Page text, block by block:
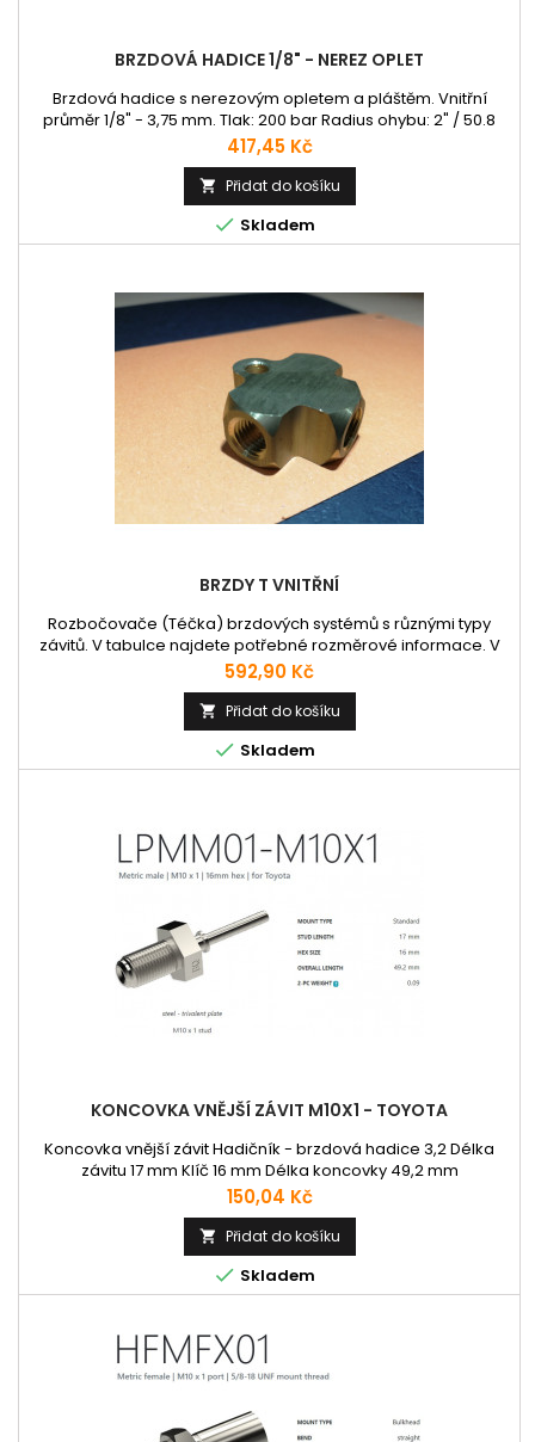
BRZDOVÁ HADICE 1/8" - NEREZ OPLET
Brzdová hadice s nerezovým opletem a pláštěm. Vnitřní
průměr 1/8" - 3,75 mm. Tlak: 200 bar Radius ohybu: 2" / 50.8
mm Barvy Pláště: Průsvitná, černá průsvitná, černá, modrá,
červená
Cena
417,45 Kč
 Přidat do košíku
 Skladem
BRZDY T VNITŘNÍ
Rozbočovače (Téčka) brzdových systémů s různými typy
závitů. V tabulce najdete potřebné rozměrové informace. V
případě, že Vámi požadovaný typ není dostupný, kontaktujte
nás prosím emailem nebo telefonicky.
Cena
592,90 Kč
 Přidat do košíku
 Skladem
KONCOVKA VNĚJŠÍ ZÁVIT M10X1 - TOYOTA
Koncovka vnější závit Hadičník - brzdová hadice 3,2 Délka
závitu 17 mm Klíč 16 mm Délka koncovky 49,2 mm
Cena
150,04 Kč
 Přidat do košíku
 Skladem